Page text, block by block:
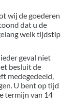
wij de goederen
dat u de
welk tijdstip
geval niet
besluit de
medegedeeld,
U bent op tijd
termijn van 14